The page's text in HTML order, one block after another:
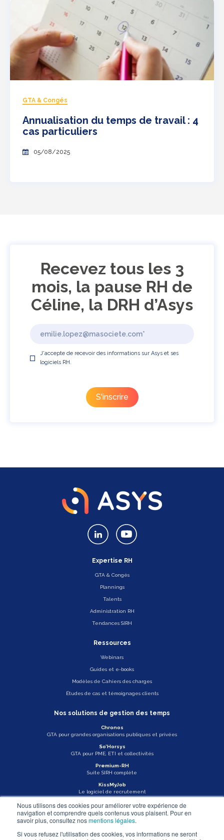
Nous utilisons des cookies pour améliorer votre expérience de
navigation et comprendre quels contenus vous plaisent. Pour en
savoir plus, consultez nosmentions légales.
Si vous refusez l'utilisation des cookies, vos informations ne seront
GTA & Congés
Annualisation du temps de travail : 4
cas particuliers
05/08/2025
Recevez tous les 3
mois, la pause RH de
Céline, la DRH d’Asys
J'accepte de recevoir des informations sur Asys et ses
logiciels RH.
Expertise RH
GTA & Congés
Plannings
Talents
Administration RH
Tendances SIRH
Ressources
Webinars
Guides et e-books
Modèles de Cahiers des charges
Études de cas et témoignages clients
Nos solutions de gestion des temps
Chronos
GTA pour grandes organisations publiques et privées
So’Horsys
GTA pour PME, ETI et collectivités
Premium-RH
Suite SIRH complète
KissMyJob
Le logiciel de recrutement
Veille légale